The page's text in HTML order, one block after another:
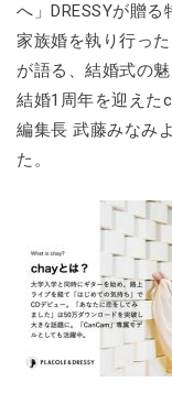
へ」DRESSYが贈
家族婚を執り行っ
が語る、結婚式の
結婚1周年を迎えた
編集長 武藤みなみ
た。